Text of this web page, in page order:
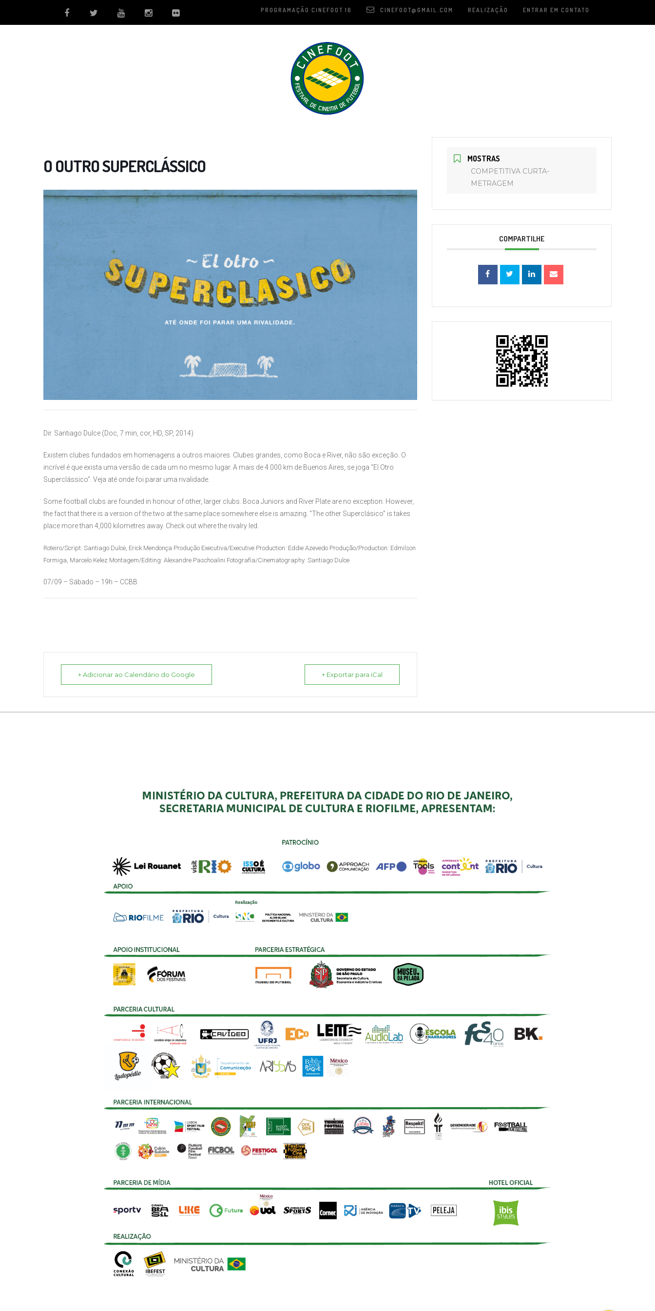
PROGRAMAÇÃO CINEFOOT 16 CINEFOOT@GMAIL.COM REALIZAÇÃO ENTRAR EM CONTATO
O OUTRO SUPERCLÁSSICO
Dir. Santiago Dulce (Doc, 7 min, cor, HD, SP, 2014)
Existem clubes fundados em homenagens a outros maiores. Clubes grandes, como Boca e River, não são exceção. O
incrível é que exista uma versão de cada um no mesmo lugar. A mais de 4.000 km de Buenos Aires, se joga “El Otro
Superclássico”. Veja até onde foi parar uma rivalidade.
Some football clubs are founded in honour of other, larger clubs. Boca Juniors and River Plate are no exception. However,
the fact that there is a version of the two at the same place somewhere else is amazing. “The other Superclásico” is takes
place more than 4,000 kilometres away. Check out where the rivalry led.
Roteiro/Script: Santiago Dulce, Erick Mendonça Produção Executiva/Executive Production: Eddie Azevedo Produção/Production: Edmilson
Formiga, Marcelo Kelez Montagem/Editing: Alexandre Paschoalini Fotografia/Cinematography: Santiago Dulce
07/09 – Sábado – 19h – CCBB
+ Adicionar ao Calendário do Google + Exportar para iCal
MOSTRAS
COMPETITIVA CURTA-
METRAGEM
COMPARTILHE